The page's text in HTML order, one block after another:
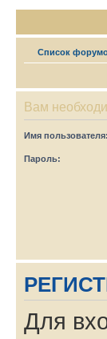
Список
Вам
Имя пользователя:
Пароль:
Для